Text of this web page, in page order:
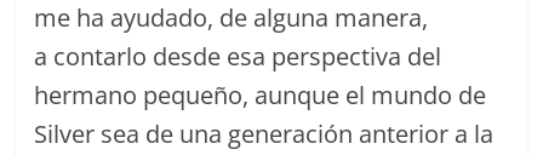
me ha ayudado, de alguna manera,
a contarlo desde esa perspectiva del
hermano pequeño, aunque el mundo de
Silver sea de una generación anterior a la